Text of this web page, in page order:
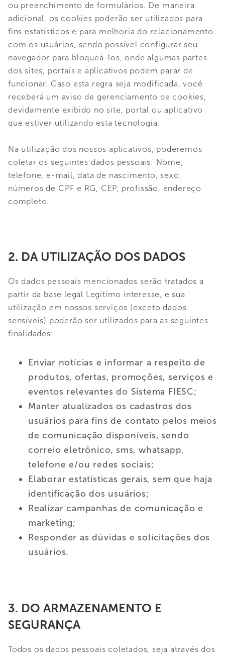
ou preenchimento de formulários. De maneira
adicional, os cookies poderão ser utilizados para
fins estatísticos e para melhoria do relacionamento
com os usuários, sendo possível configurar seu
navegador para bloqueá-los, onde algumas partes
dos sites, portais e aplicativos podem parar de
funcionar. Caso esta regra seja modificada, você
receberá um aviso de gerenciamento de cookies,
devidamente exibido no site, portal ou aplicativo
que estiver utilizando esta tecnologia.
Na utilização dos nossos aplicativos, poderemos
coletar os seguintes dados pessoais: Nome,
telefone, e-mail, data de nascimento, sexo,
números de CPF e RG, CEP, profissão, endereço
completo.
2. DA UTILIZAÇÃO DOS DADOS
Os dados pessoais mencionados serão tratados a
partir da base legal Legítimo interesse, e sua
utilização em nossos serviços (exceto dados
sensíveis) poderão ser utilizados para as seguintes
finalidades:
Enviar notícias e informar a respeito de
produtos, ofertas, promoções, serviços e
eventos relevantes do Sistema FIESC;
Manter atualizados os cadastros dos
usuários para fins de contato pelos meios
de comunicação disponíveis, sendo
correio eletrônico, sms, whatsapp,
telefone e/ou redes sociais;
Elaborar estatísticas gerais, sem que haja
identificação dos usuários;
Realizar campanhas de comunicação e
marketing;
Responder as dúvidas e solicitações dos
usuários.
3. DO ARMAZENAMENTO E
SEGURANÇA
Todos os dados pessoais coletados, seja através dos